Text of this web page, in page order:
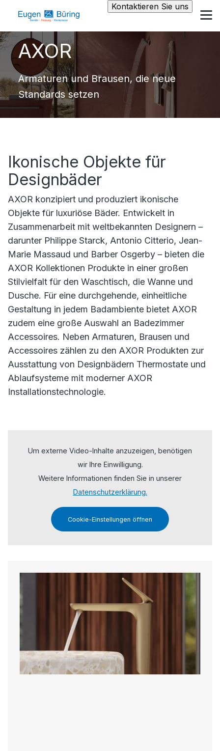
Kontaktieren Sie uns
AXOR
Armaturen und Brausen, die neue
Standards setzen
Ikonische Objekte für
Designbäder
AXOR konzipiert und produziert ikonische
Objekte für luxuriöse Bäder. Entwickelt in
Zusammenarbeit mit weltbekannten Designern –
darunter Philippe Starck, Antonio Citterio, Jean-
Marie Massaud und Barber Osgerby – bieten die
AXOR Kollektionen Produkte in einer großen
Stilvielfalt für den Waschtisch, die Wanne und
Dusche. Für eine durchgehende, einheitliche
Gestaltung in jedem Badambiente bietet AXOR
zudem eine große Auswahl an Badezimmer
Accessoires. Neben Armaturen, Brausen und
Accessoires zählen zu den AXOR Produkten zur
Ausstattung von Designbädern Thermostate und
Ablaufsysteme mit moderner AXOR
Installationstechnologie.
Um externe Video-Inhalte anzuzeigen, benötigen
wir Ihre Einwilligung.
Weitere Informationen finden Sie in unserer
Datenschutzerklärung.
Cookie-Einstellungen öffnen